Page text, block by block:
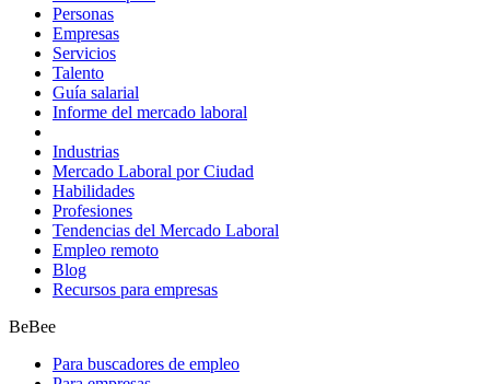
Personas
Empresas
Servicios
Talento
Guía salarial
Informe del mercado laboral
Industrias
Mercado Laboral por Ciudad
Habilidades
Profesiones
Tendencias del Mercado Laboral
Empleo remoto
Blog
Recursos para empresas
BeBee
Para buscadores de empleo